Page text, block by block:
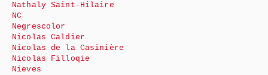
Nathaly Saint-Hilaire
NC
Negrescolor
Nicolas Caldier
Nicolas de la Casinière
Nicolas Filloqie
Nieves